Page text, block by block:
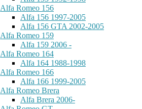
Alfa Romeo 156
Alfa 156 1997-2005
Alfa 156 GTA 2002-2005
Alfa Romeo 159
Alfa 159 2006 -
Alfa Romeo 164
Alfa 164 1988-1998
Alfa Romeo 166
Alfa 166 1999-2005
Alfa Romeo Brera
Alfa Brera 2006-